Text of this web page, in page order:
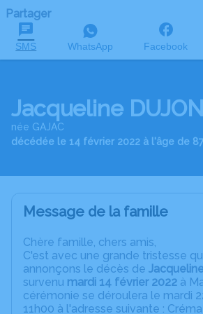
Partager
SMS WhatsApp Facebook
Jacqueline DUJON
née GAJAC
décédée le 14 février 2022 à l'âge de
Message de la famille
Chère famille, chers amis,
C'est avec une grande tristesse
annonçons le décès de
survenu mardi 14 février 2022 à
cérémonie se déroulera le mardi
11h00 à l'adresse suivante :